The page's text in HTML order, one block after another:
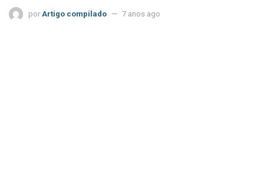
por Artigo compilado 7 anos ago